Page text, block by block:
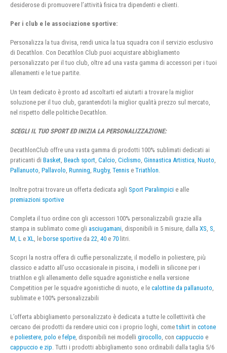
desiderose di promuovere l’attività fisica tra dipendenti e clienti.
Per i club e le associazione sportive:
Personalizza la tua divisa, rendi unica la tua squadra con il servizio esclusivo
di Decathlon. Con Decathlon Club puoi acquistare abbigliamento
personalizzato per il tuo club, oltre ad una vasta gamma di accessori per i tuoi
allenamenti e le tue partite.
Un team dedicato è pronto ad ascoltarti ed aiutarti a trovare la miglior
soluzione per il tuo club, garantendoti la miglior qualità prezzo sul mercato,
nel rispetto delle politiche Decathlon.
SCEGLI IL TUO SPORT ED INIZIA LA PERSONALIZZAZIONE:
DecathlonClub offre una vasta gamma di prodotti 100% sublimati dedicati ai
praticanti di Basket, Beach sport, Calcio, Ciclismo, Ginnastica Artistica, Nuoto,
Pallanuoto, Pallavolo, Running, Rugby, Tennis e Triathlon.
Inoltre potrai trovare un offerta dedicata agli Sport Paralimpici e alle
premiazioni sportive
Completa il tuo ordine con gli accessori 100% personalizzabili grazie alla
stampa in sublimato come gli asciugamani , disponibili in 5 misure, dalla XS S
M L e XL , le borse sportive da 22 40 e 70 litri.
Scopri la nostra offera di cuffie personalizzate, il modello in poliestere, più
classico e adatto all’uso occasionale in piscina, i modelli in silicone per i
triathlon e gli allenamento delle squadre agonistiche e nella versione
Competition per le squadre agonistiche di nuoto, e le calottine da pallanuoto,
sublimate e 100% personalizzabili
L’offerta abbigliamento personalizzato è dedicata a tutte le collettività che
cercano dei prodotti da rendere unici con i proprio loghi, cometshirt in cotone
e poliestere, polo e felpe, disponibili nei modelli girocollo, con cappuccio e
cappuccio e zip. Tutti i prodotti abbigliamento sono ordinabili dalla taglia 5/6